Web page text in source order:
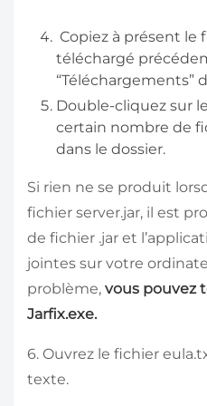
Copiez à présent le
téléchargé
“Téléchargements”
Double-cliquez sur
certain nombre de
dans le dossier.
Si rien ne se produit
fichier server.jar, il est
de fichier .jar et
jointes sur votre
problème, vous pouvez
Jarfix.exe.
6. Ouvrez le fichier
texte.